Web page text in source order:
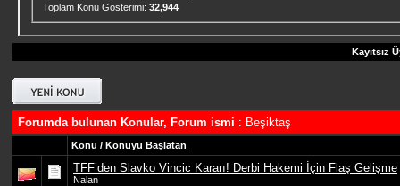
Toplam Konu Gösterimi:32,944
Kayıtsız
Forumda bulunan Konular, Forum ismi : Beşiktaş
Konu / Konuyu Başlatan
TFF’den Slavko Vincic Kararı! Derbi Hakemi İçin Flaş Gelişme
Nalan